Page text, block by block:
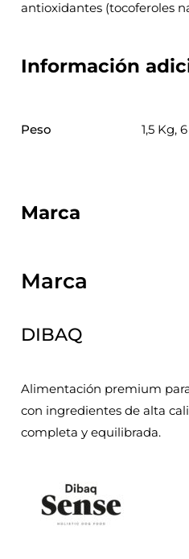
antioxidantes (tocoferoles
Información
Peso 1,5 Kg,
Marca
Marca
DIBAQ
Alimentación premium
con ingredientes de alta
completa y equilibrada.